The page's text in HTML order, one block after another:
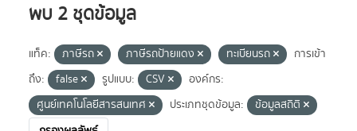
พบ 2 ชุดข้อมูล
แท็ค: ภาษีรถ ภาษีรถป้ายแดง ทะเบียนรถ
การเข้า
ถึง:
false รูปแบบ: CSV
องค์กร:
ศูนย์เทคโนโลยีสารสนเทศ
ประเภทชุดข้อมูล:
ข้อมูลสถิติ